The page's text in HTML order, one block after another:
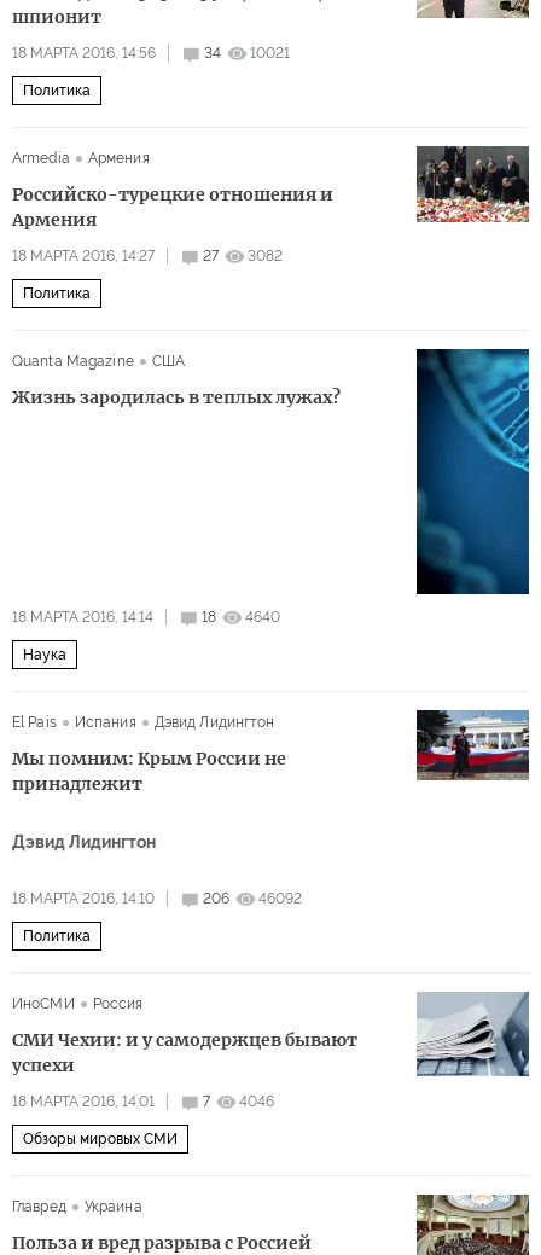
шпионит
18 МАРТА 2016, 14:56 34 10021
Политика
Armedia Армения
Российско-турецкие отношения и
Армения
18 МАРТА 2016, 14:27 27 3082
Политика
Quanta Magazine США
Жизнь зародилась в теплых лужах?
18 МАРТА 2016, 14:14 18 4640
Наука
El Pais Испания Дэвид Лидингтон
Мы помним: Крым России не
принадлежит
Дэвид Лидингтон
18 МАРТА 2016, 14:10 206 46092
Политика
ИноСМИ Россия
СМИ Чехии: и у самодержцев бывают
успехи
18 МАРТА 2016, 14:01 7 4046
Обзоры мировых СМИ
Главред Украина
Польза и вред разрыва с Россией